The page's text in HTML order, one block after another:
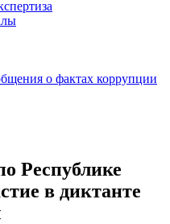
о фактах коррупции
Республике
в диктанте